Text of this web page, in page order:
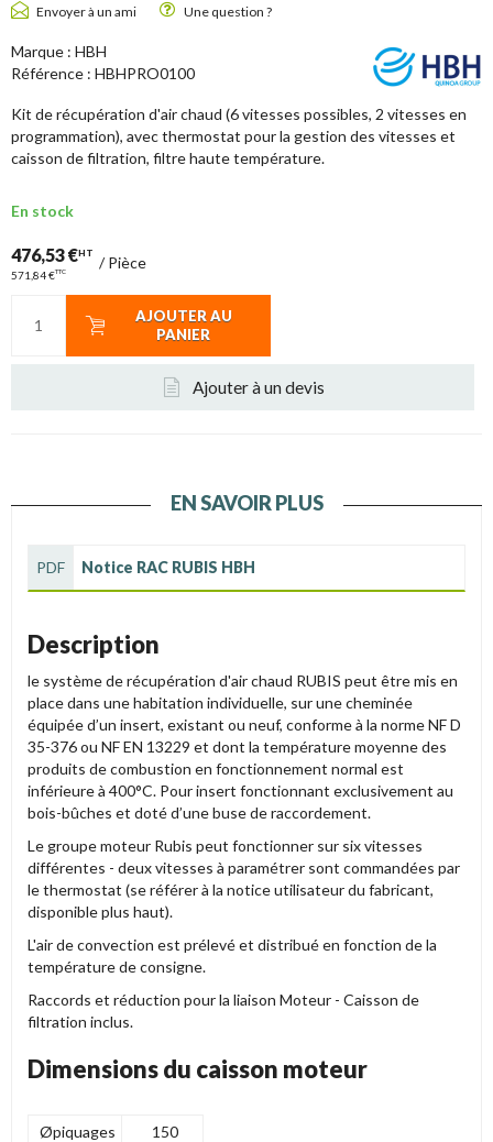
Envoyer à un ami Une question ?
Marque : HBH
Référence : HBHPRO0100
Kit de récupération d'air chaud (6 vitesses possibles, 2 vitesses en
programmation), avec thermostat pour la gestion des vitesses et
caisson de filtration, filtre haute température.
En stock
476,53 €HT
571,84 €TTC /Pièce
AJOUTER AU
PANIER
Ajouter à un devis
EN SAVOIR PLUS
PDF Notice RAC RUBIS HBH
Description
le système de récupération d'air chaud RUBIS peut être mis en
place dans une habitation individuelle, sur une cheminée
équipée d’un insert, existant ou neuf, conforme à la norme NF D
35-376 ou NF EN 13229 et dont la température moyenne des
produits de combustion en fonctionnement normal est
inférieure à 400°C. Pour insert fonctionnant exclusivement au
bois-bûches et doté d’une buse de raccordement.
Le groupe moteur Rubis peut fonctionner sur six vitesses
différentes - deux vitesses à paramétrer sont commandées par
le thermostat (se référer à la notice utilisateur du fabricant,
disponible plus haut).
L'air de convection est prélevé et distribué en fonction de la
température de consigne.
Raccords et réduction pour la liaison Moteur - Caisson de
filtration inclus.
Dimensions du caisson moteur
Øpiquages
150